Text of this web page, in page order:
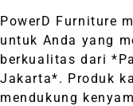
PowerD Furniture
untuk Anda yang
berkualitas dari
Jakarta*. Produk
mendukung